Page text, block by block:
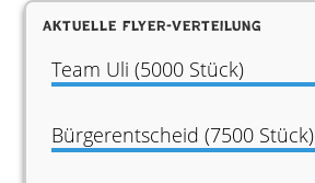
Aktuelle Flyer-Verteilung
Team Uli (5000 Stück)
Bürgerentscheid (7500 Stück)